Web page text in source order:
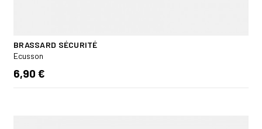
BRASSARD SÉCURITÉ
Ecusson
6,90 €